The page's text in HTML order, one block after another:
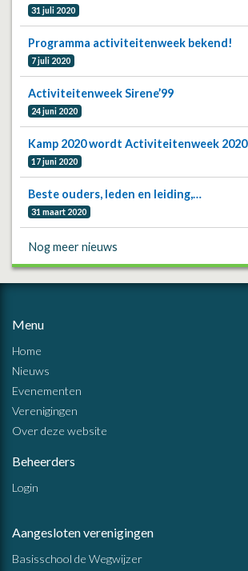
31 juli 2020
Programma activiteitenweek bekend!
7 juli 2020
Activiteitenweek Sirene’99
24 juni 2020
Kamp 2020 wordt Activiteitenweek 2020
17 juni 2020
Beste ouders, leden en leiding,…
31 maart 2020
Nog meer nieuws
Menu
Home
Nieuws
Evenementen
Verenigingen
Over deze website
Beheerders
Login
Aangesloten verenigingen
Basisschool de Wegwijzer